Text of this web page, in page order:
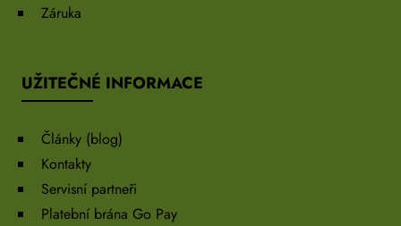
Záruka
UŽITEČNÉ INFORMACE
Články (blog)
Kontakty
Servisní partneři
Platební brána Go Pay